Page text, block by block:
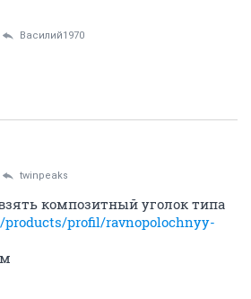
Василий1970
twinpeaks
композитный уголок типа
profil/ravnopolochnyy-